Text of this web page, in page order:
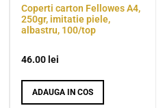
Coperti carton Fellowes A4,
250gr, imitatie piele,
albastru, 100/top
46.00 lei
ADAUGA IN COS